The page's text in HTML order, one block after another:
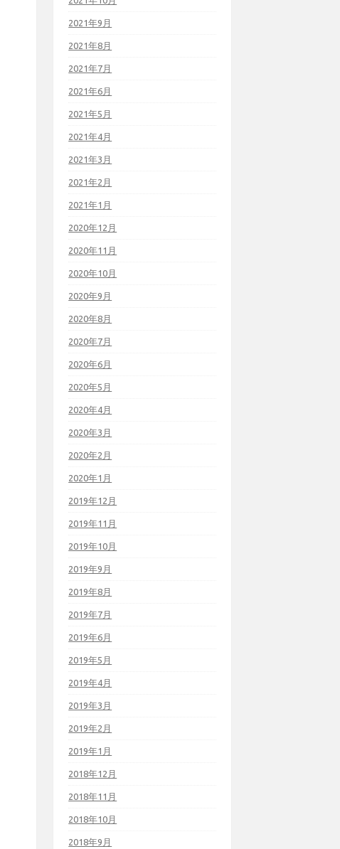
2021年9月
2021年8月
2021年7月
2021年6月
2021年5月
2021年4月
2021年3月
2021年2月
2021年1月
2020年12月
2020年11月
2020年10月
2020年9月
2020年8月
2020年7月
2020年6月
2020年5月
2020年4月
2020年3月
2020年2月
2020年1月
2019年12月
2019年11月
2019年10月
2019年9月
2019年8月
2019年7月
2019年6月
2019年5月
2019年4月
2019年3月
2019年2月
2019年1月
2018年12月
2018年11月
2018年10月
2018年9月